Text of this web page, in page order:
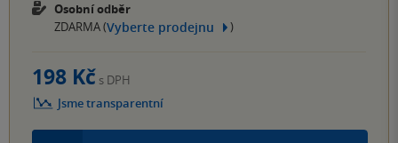
Osobní odběr
ZDARMA (Vyberte prodejnu )
198 Kč s DPH
Jsme transparentní